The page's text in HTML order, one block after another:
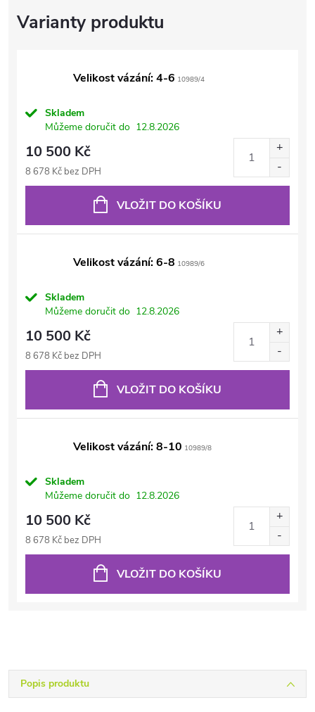
Velikost vázání: 4-6 10989/4
Skladem
Můžeme doručit do 12.8.2026
10 500 Kč
8 678 Kč bez DPH
VLOŽIT DO KOŠÍKU
Velikost vázání: 6-8 10989/6
Skladem
Můžeme doručit do 12.8.2026
10 500 Kč
8 678 Kč bez DPH
VLOŽIT DO KOŠÍKU
Velikost vázání: 8-10 10989/8
Skladem
Můžeme doručit do 12.8.2026
10 500 Kč
8 678 Kč bez DPH
VLOŽIT DO KOŠÍKU
Popis produktu